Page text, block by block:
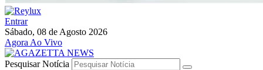
Entrar
Sábado, 08 de Agosto 2026
Agora Ao Vivo
Pesquisar Notícia